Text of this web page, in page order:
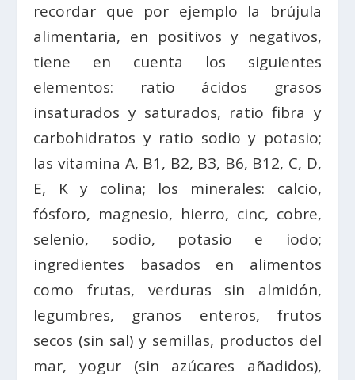
recordar que por ejemplo la brújula
alimentaria, en positivos y negativos,
tiene en cuenta los siguientes
elementos: ratio ácidos grasos
insaturados y saturados, ratio fibra y
carbohidratos y ratio sodio y potasio;
las vitamina A, B1, B2, B3, B6, B12, C, D,
E, K y colina; los minerales: calcio,
fósforo, magnesio, hierro, cinc, cobre,
selenio, sodio, potasio e iodo;
ingredientes basados en alimentos
como frutas, verduras sin almidón,
legumbres, granos enteros, frutos
secos (sin sal) y semillas, productos del
mar, yogur (sin azúcares añadidos),